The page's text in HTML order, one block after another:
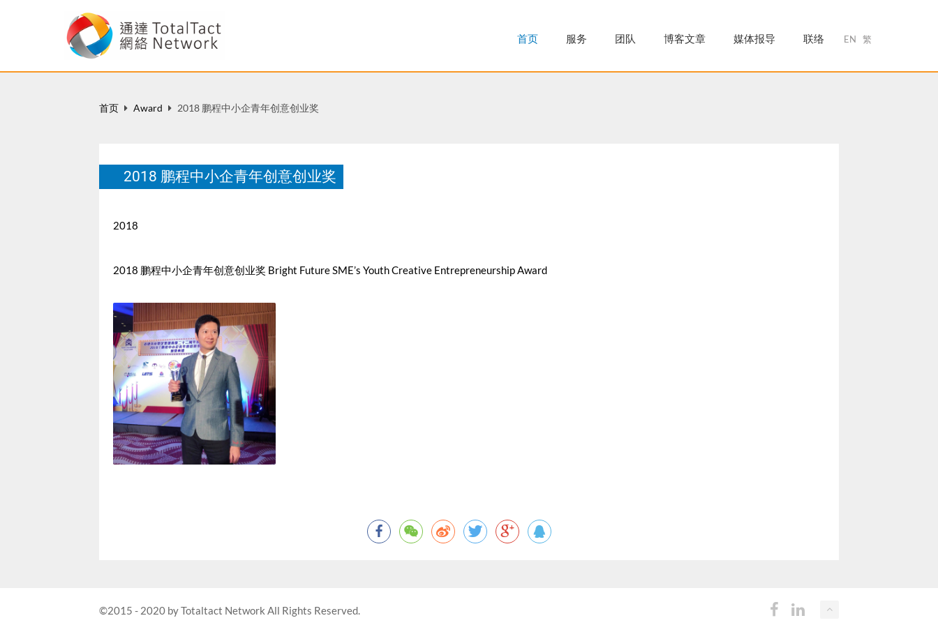
EN 繁
首页 服务 团队 博客文章 媒体报导 联络
首页 Award 2018 鹏程中小企青年创意创业奖
2018 鹏程中小企青年创意创业奖
2018
2018 鹏程中小企青年创意创业奖 Bright Future SME’s Youth Creative Entrepreneurship Award
©2015 - 2020 by Totaltact Network All Rights Reserved.